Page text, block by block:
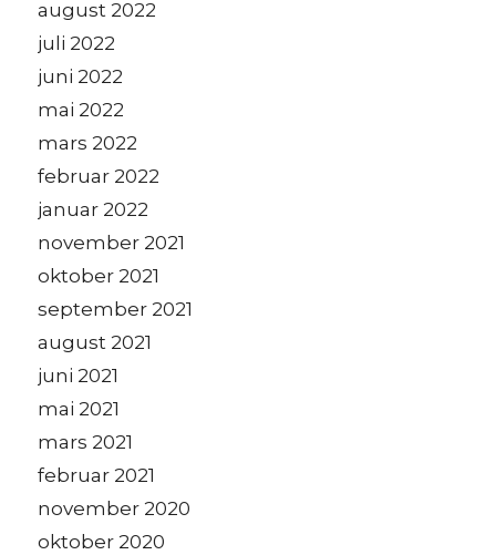
august 2022
juli 2022
juni 2022
mai 2022
mars 2022
februar 2022
januar 2022
november 2021
oktober 2021
september 2021
august 2021
juni 2021
mai 2021
mars 2021
februar 2021
november 2020
oktober 2020